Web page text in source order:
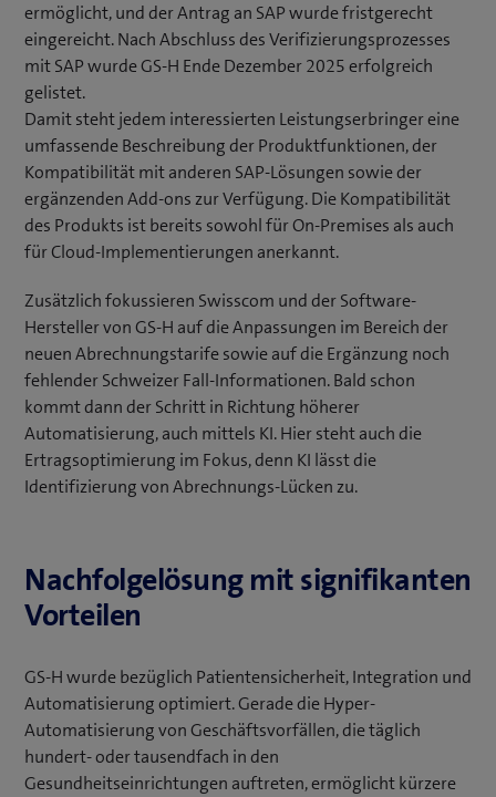
ermöglicht, und der Antrag an SAP wurde fristgerecht
eingereicht. Nach Abschluss des Verifizierungsprozesses
mit SAP wurde GS-H Ende Dezember 2025 erfolgreich
gelistet.
Damit steht jedem interessierten Leistungserbringer eine
umfassende Beschreibung der Produktfunktionen, der
Kompatibilität mit anderen SAP-Lösungen sowie der
ergänzenden Add-ons zur Verfügung. Die Kompatibilität
des Produkts ist bereits sowohl für On-Premises als auch
für Cloud-Implementierungen anerkannt.
Zusätzlich fokussieren Swisscom und der Software-
Hersteller von GS-H auf die Anpassungen im Bereich der
neuen Abrechnungstarife sowie auf die Ergänzung noch
fehlender Schweizer Fall-Informationen. Bald schon
kommt dann der Schritt in Richtung höherer
Automatisierung, auch mittels KI. Hier steht auch die
Ertragsoptimierung im Fokus, denn KI lässt die
Identifizierung von Abrechnungs-Lücken zu.
Nachfolgelösung mit signifikanten
Vorteilen
GS-H wurde bezüglich Patientensicherheit, Integration und
Automatisierung optimiert. Gerade die Hyper-
Automatisierung von Geschäftsvorfällen, die täglich
hundert- oder tausendfach in den
Gesundheitseinrichtungen auftreten, ermöglicht kürzere